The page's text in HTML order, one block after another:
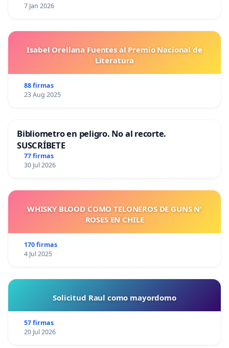
7 Jan 2026
Isabel Orellana Fuentes al Premio Nacional de
Literatura
88 firmas
23 Aug 2025
Bibliometro en peligro. No al recorte.
SUSCRÍBETE
77 firmas
30 Jul 2026
WHISKY BLOOD COMO TELONEROS DE GUNS N'
ROSES EN CHILE
170 firmas
4 Jul 2025
Solicitud Raul como mayordomo
57 firmas
20 Jul 2026